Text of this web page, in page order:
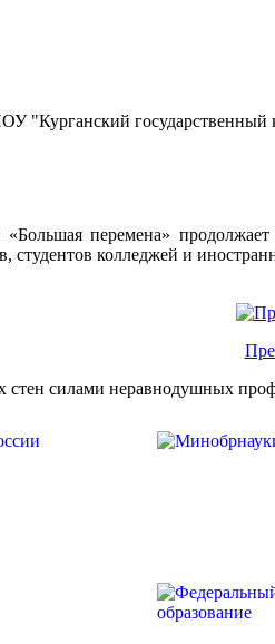
"Курганский государственный
«Большая перемена»
студентов колледжей и
силами неравнодушных